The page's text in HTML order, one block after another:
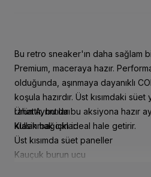
Bu retro sneaker'ın daha sağlam
Premium, maceraya hazır.
olduğunda, aşınmaya dayanıklı
koşula hazırdır. Üst kısımdaki
rahattır, bu da bu aksiyona hazır
kullanmak için ideal hale getirir.
Ürün Ayrıntıları
Klasik bağcıklar
Üst kısımda süet paneller
Kauçuk burun ucu